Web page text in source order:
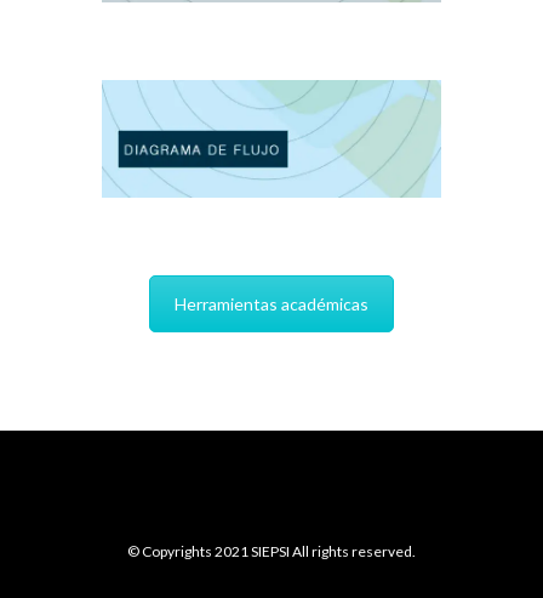
Herramientas académicas
© Copyrights 2021 SIEPSI All rights reserved.